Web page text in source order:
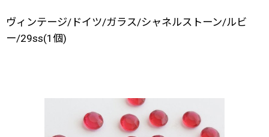
ヴィンテージ/ドイツ/ガラス/シャネルストーン/ルビ
ー/29ss(1個)